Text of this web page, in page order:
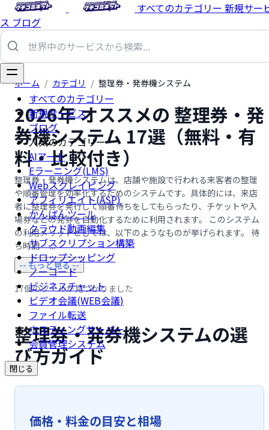
すべてのカテゴリー 新規サー
ス ブログ
すべてのカテゴリー
新規サービス
ブログ
人気のカテゴリー
AIアート
Eラーニング(LMS)
Webスクレイピング
アフィリエイト(ASP)
かんばんツール
クラウド動画編集
サブスクリプション構築
ドロップシッピング
ノーコード
ビジネスチャット
ビデオ会議(WEB会議)
ファイル転送
ホスティングサーバー
会員管理システム
閉じる
ホーム / カテゴリ / 整理券・発券機システム
2026年 オススメの 整理券・発
券機システム 17選（無料・有
料・比較付き）
整理券・発券機システムは、店舗や施設で行われる来客者の整理
や順番管理を効率化するためのシステムです。具体的には、来店
者に整理券を発行して順番待ちをしてもらったり、チケットや入
場券などの発券を自動化するために利用されます。 このシステム
の利用メリットとしては、以下のようなものが挙げられます。 待
ち時間 …...
-- もっと見る --
17個のツールが見つかりました
整理券・発券機システムの選
び方ガイド
価格・料金の目安と相場